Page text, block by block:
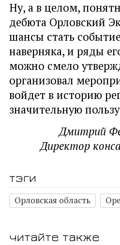
Ну, а в целом,
дебюта Орловский
шансы стать
наверняка, и ряды
можно смело
организовал
войдет в историю
значительную
Дмитрий
Директор
тэги
Орловская область
читайте также